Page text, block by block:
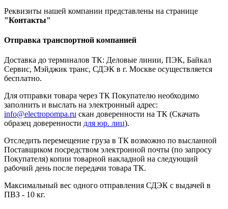
Реквизиты нашей компании представлены на странице
"Контакты"
Отправка транспортной компанией
Доставка до терминалов ТК: Деловые линии, ПЭК, Байкал
Сервис, Мэйджик транс, СДЭК в г. Москве осуществляется
бесплатно.
Для отправки товара через ТК Покупателю необходимо
заполнить и выслать на электронный адрес:
info@electropompa.ru скан доверенности на ТК (Скачать
образец доверенности для юр. лиц).
Отследить перемещение груза в ТК возможно по высланной
Поставщиком посредством электронной почты (по запросу
Покупателя) копии товарной накладной на следующий
рабочий день после передачи товара ТК.
Максимальный вес одного отправления СДЭК с выдачей в
ПВЗ - 10 кг.